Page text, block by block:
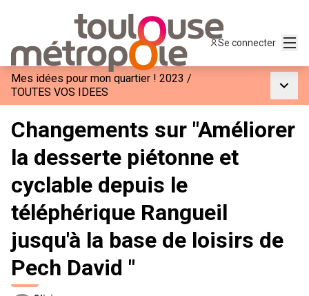
Se connecter
Mes idées pour mon quartier ! 2023 /
TOUTES VOS IDEES
Changements sur "Améliorer
la desserte piétonne et
cyclable depuis le
téléphérique Rangueil
jusqu'à la base de loisirs de
Pech David "